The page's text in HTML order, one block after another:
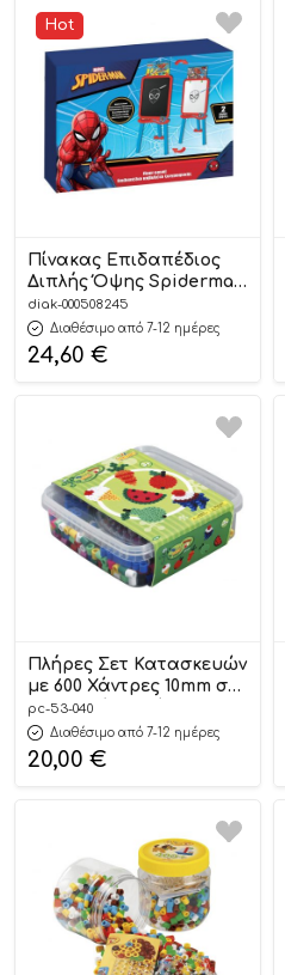
Hot
Πίνακας Επιδαπέδιος
Διπλής Όψης Spiderman
(56x6x41,5εκ)
5205698629686 3+ – Luna
diak-000508245
Διαθέσιμο από 7-12 ημέρες
24,60 €
Πλήρες Σετ Κατασκευών
με 600 Χάντρες 10mm σε
Πλαστικό Κουτί 53.040 3+
– Hama
pc-53-040
Διαθέσιμο από 7-12 ημέρες
20,00 €